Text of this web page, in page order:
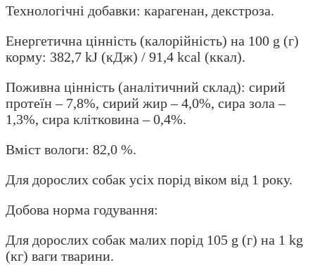
Технологічні добавки: карагенан, декстроза.
Енергетична цінність (калорійність) на 100 g (г)
корму: 382,7 kJ (кДж) / 91,4 kcal (ккал).
Поживна цінність (аналітичний склад): сирий
протеїн – 7,8%, сирий жир – 4,0%, сира зола –
1,3%, сира клітковина – 0,4%.
Вміст вологи: 82,0 %.
Для дорослих собак усіх порід віком від 1 року.
Добова норма годування:
Для дорослих собак малих порід 105 g (г) на 1 kg
(кг) ваги тварини.